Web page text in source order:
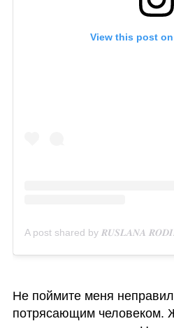
View this post
Не поймите меня
потрясающим человеком.